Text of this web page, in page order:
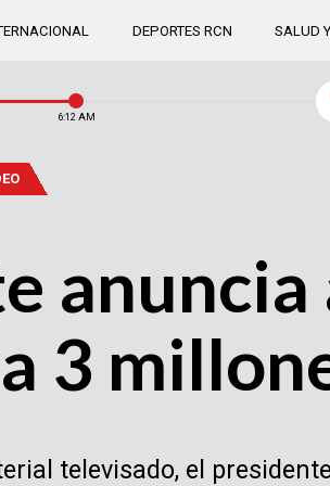
DEPORTES RCN SALUD
6:12 AM
3
televisado, el